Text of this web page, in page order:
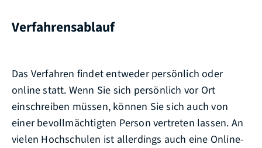
Verfahrensablauf
Das Verfahren findet entweder persönlich oder
online statt. Wenn Sie sich persönlich vor Ort
einschreiben müssen, können Sie sich auch von
einer bevollmächtigten Person vertreten lassen. An
vielen Hochschulen ist allerdings auch eine Online-